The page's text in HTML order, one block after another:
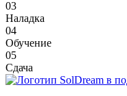
03
Наладка
04
Обучение
05
Сдача